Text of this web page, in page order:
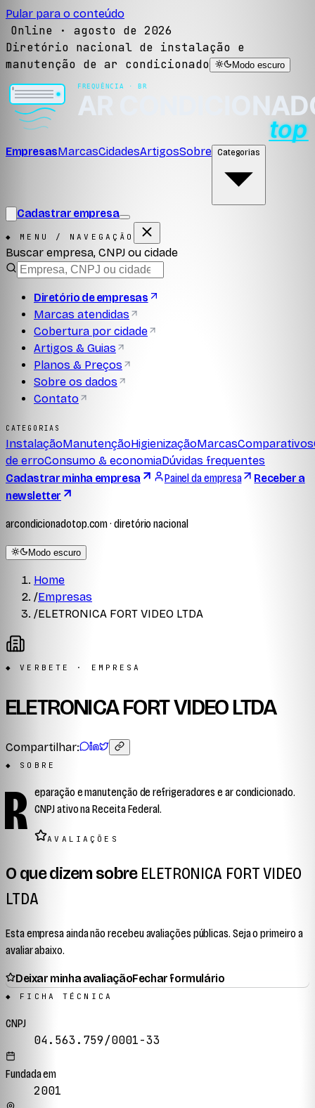
Pular para o conteúdo
Online · agosto de 2026
Diretório nacional de instalação e
manutenção de ar condicionado
Modo escuro
EmpresasMarcasCidadesArtigosSobre Categorias
Cadastrar empresa
◆ MENU / NAVEGAÇÃO
Buscar empresa, CNPJ ou cidade
Diretório de empresas
Marcas atendidas
Cobertura por cidade
Artigos & Guias
Planos & Preços
Sobre os dados
Contato
CATEGORIAS
InstalaçãoManutençãoHigienizaçãoMarcasComparativos
de erroConsumo & economiaDúvidas frequentes
Cadastrar minha empresa
Painel da empresa
Receber a
newsletter
arcondicionadotop.com · diretório nacional
Modo escuro
Home
/Empresas
/ELETRONICA FORT VIDEO LTDA
◆ VERBETE · EMPRESA
ELETRONICA FORT VIDEO LTDA
Compartilhar:
◆ SOBRE
R eparação e manutenção de refrigeradores e ar condicionado.
CNPJ ativo na Receita Federal.
AVALIAÇÕES
O que dizem sobre ELETRONICA FORT VIDEO
LTDA
Esta empresa ainda não recebeu avaliações públicas. Seja o primeiro a
avaliar abaixo.
Deixar minha avaliaçãoFechar formulário
◆ FICHA TÉCNICA
CNPJ
04.563.759/0001-33
Fundada em
2001